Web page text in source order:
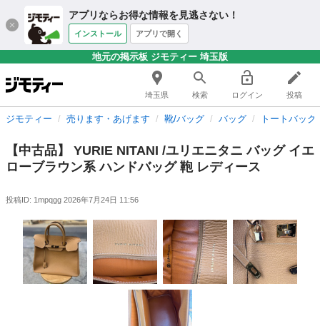
アプリならお得な情報を見逃さない！
インストール アプリで開く
地元の掲示板 ジモティー 埼玉版
埼玉県 検索 ログイン 投稿
ジモティー 売ります・あげます 靴/バッグ バッグ トートバッグ
【中古品】 YURIE NITANI /ユリエニタニ バッグ イエ
ローブラウン系 ハンドバッグ 鞄 レディース
投稿ID: 1mpqgg 2026年7月24日 11:56